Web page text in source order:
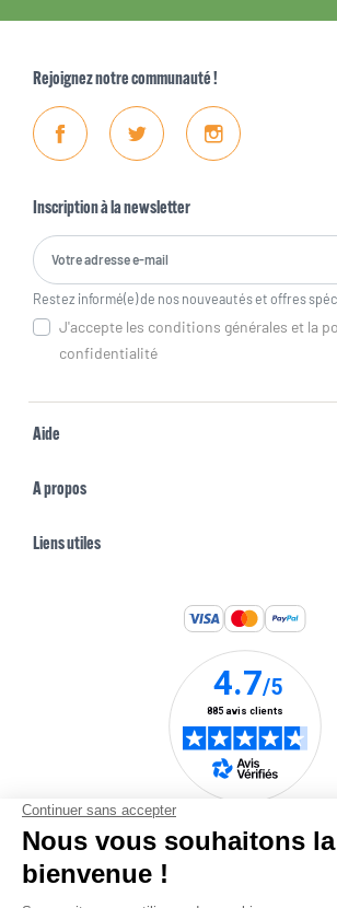
Rejoignez notre communauté !
FacebookTwitter Instagram
Inscription à la newsletter
Restez informé(e) de nos nouveautés et offres
J'accepte les conditions générales et la
confidentialité
Aide
A propos
Liens utiles